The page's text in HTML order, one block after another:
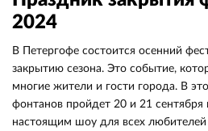
2024
В Петергофе состоится осенний
закрытию сезона. Это событие,
многие жители и гости города. В
фонтанов пройдет 20 и 21 сентября
настоящим шоу для всех любителей